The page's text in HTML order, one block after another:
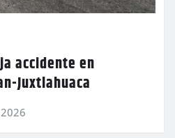
accidente en
Juxtlahuaca